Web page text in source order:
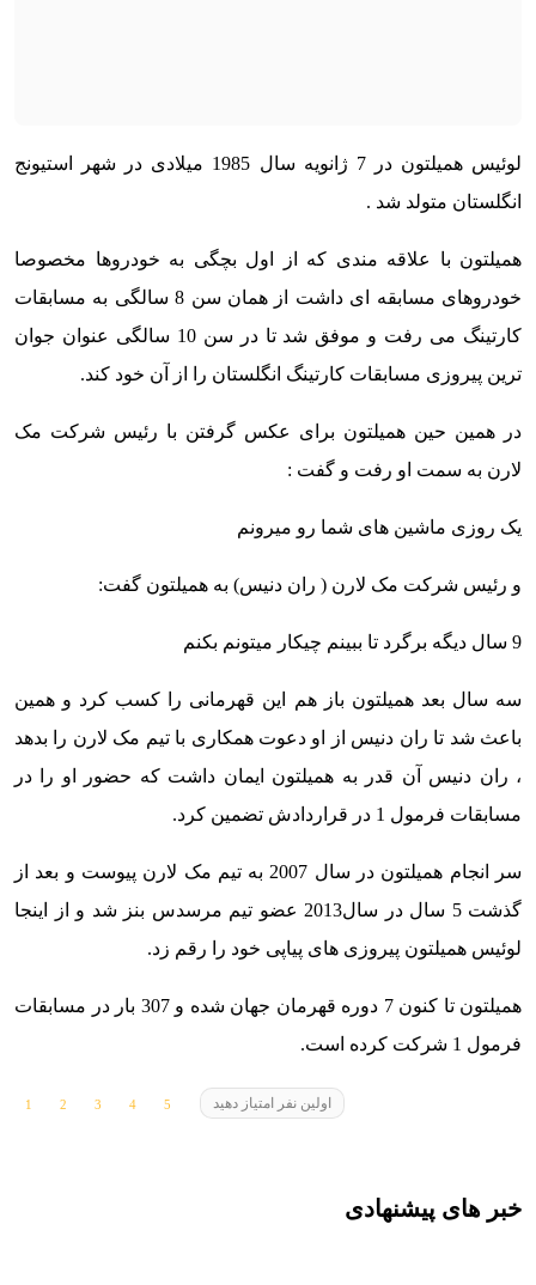
لوئیس همیلتون در 7 ژانویه سال 1985 میلادی در شهر استیونج
انگلستان متولد شد .
همیلتون با علاقه مندی که از اول بچگی به خودروها مخصوصا
خودروهای مسابقه ای داشت از همان سن 8 سالگی به مسابقات
کارتینگ می رفت و موفق شد تا در سن 10 سالگی عنوان جوان
ترین پیروزی مسابقات کارتینگ انگلستان را از آن خود کند.
در همین حین همیلتون برای عکس گرفتن با رئیس شرکت مک
لارن به سمت او رفت و گفت :
یک روزی ماشین های شما رو میرونم
و رئیس شرکت مک لارن ( ران دنیس) به همیلتون گفت:
9 سال دیگه برگرد تا ببینم چیکار میتونم بکنم
سه سال بعد همیلتون باز هم این قهرمانی را کسب کرد و همین
باعث شد تا ران دنیس از او دعوت همکاری با تیم مک لارن را بدهد
، ران دنیس آن قدر به همیلتون ایمان داشت که حضور او را در
مسابقات فرمول 1 در قراردادش تضمین کرد.
سر انجام همیلتون در سال 2007 به تیم مک لارن پیوست و بعد از
گذشت 5 سال در سال2013 عضو تیم مرسدس بنز شد و از اینجا
لوئیس همیلتون پیروزی های پیاپی خود را رقم زد.
همیلتون تا کنون 7 دوره قهرمان جهان شده و 307 بار در مسابقات
فرمول 1 شرکت کرده است.
اولین نفر امتیاز دهید
خبر های پیشنهادی